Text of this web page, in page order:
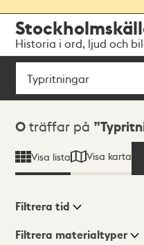
navigationen
huvudinnehållet
Historia i ord, ljud och
Sök
Sökresultat
0 träffar på
Visa lista Visa karta
Visningsläge
Filtrera tid
Filtrera materialtyper